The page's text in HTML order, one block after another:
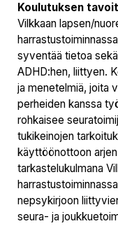
Koulutuksen
Vilkkaan lapsen/
syventää tietoa
ADHD:hen, liittyen.
ja menetelmiä, joita
perheiden kanssa
rohkaisee
tukikeinojen
käyttöönottoon
tarkastelukulmana
nepsykirjoon
seura- ja